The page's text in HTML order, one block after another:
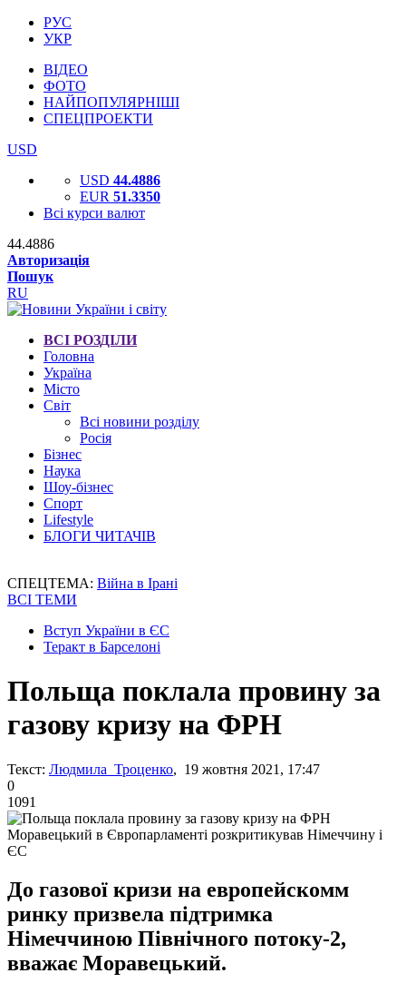
РУС
УКР
ВІДЕО
ФОТО
НАЙПОПУЛЯРНІШІ
СПЕЦПРОЕКТИ
USD
USD 44.4886
EUR 51.3350
Всі курси валют
44.4886
Авторизація
Пошук
RU
ВСІ РОЗДІЛИ
Головна
Україна
Місто
Світ
Всі новини розділу
Росія
Бізнес
Наука
Шоу-бізнес
Спорт
Lifestyle
БЛОГИ ЧИТАЧІВ
СПЕЦТЕМА: Війна в Ірані
ВСІ ТЕМИ
Вступ України в ЄС
Теракт в Барселоні
Польща поклала провину за
газову кризу на ФРН
Текст: Людмила Троценко, 19 жовтня 2021, 17:47
0
1091
Моравецький в Європарламенті розкритикував Німеччину і
ЄС
До газової кризи на европейскомм
ринку призвела підтримка
Німеччиною Північного потоку-2,
вважає Моравецький.